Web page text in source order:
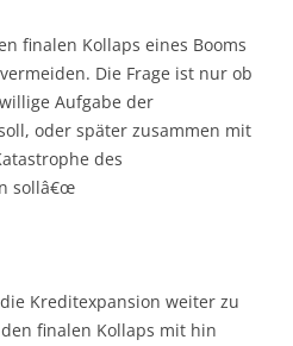
finalen Kollaps eines Booms
Die Frage ist nur ob
Aufgabe der
oder später zusammen mit
des
sollâ€œ
Kreditexpansion weiter zu
finalen Kollaps mit hin